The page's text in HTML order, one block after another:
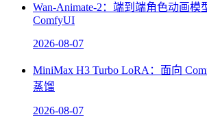
Wan-Animate-2：端到端角色动画模
ComfyUI
2026-08-07
MiniMax H3 Turbo LoRA：面向
蒸馏
2026-08-07